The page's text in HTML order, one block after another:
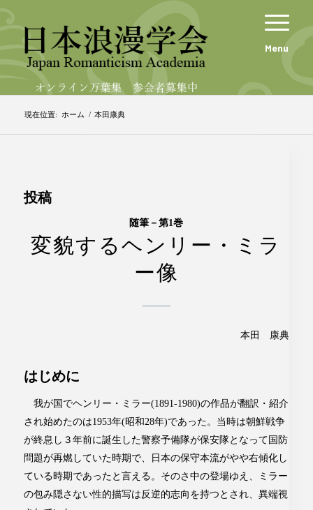
Menu
現在位置: ホーム / 本田康典
投稿
随筆－第1巻
変貌するヘンリー・ミラ
ー像
本田 康典
はじめに
我が国でヘンリー・ミラー(1891-1980)の作品が翻訳・紹介
され始めたのは1953年(昭和28年)であった。当時は朝鮮戦争
が終息し３年前に誕生した警察予備隊が保安隊となって国防
問題が再燃していた時期で、日本の保守本流がやや右傾化し
ている時期であったと言える。そのさ中の登場ゆえ、ミラー
の包み隠さない性的描写は反逆的志向を持つとされ、異端視